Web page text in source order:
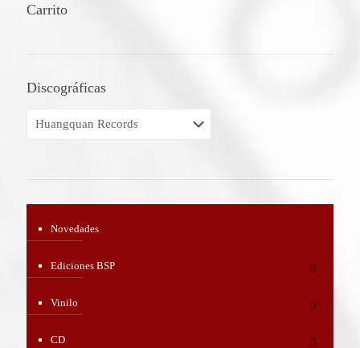
Carrito
Discográficas
Novedades
Ediciones BSP
Vinilo
CD